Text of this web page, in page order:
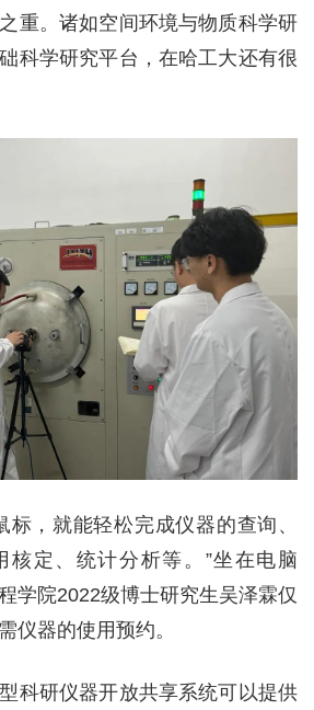
重。诸如空间环境与物质科学研
科学研究平台，在哈工大还有很
标，就能轻松完成仪器的查询、
核定、统计分析等。”坐在电脑
学院2022级博士研究生吴泽霖仅
仪器的使用预约。
科研仪器开放共享系统可以提供